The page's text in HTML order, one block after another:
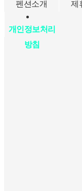
펜션소개 제
개인정보처리
방침